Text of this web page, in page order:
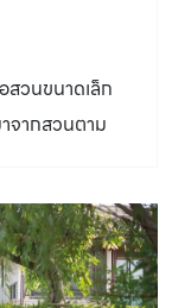
วนขนาดเล็ก
จากสวนตาม